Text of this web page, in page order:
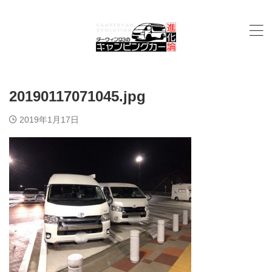
20190117071045.jpg
2019年1月17日